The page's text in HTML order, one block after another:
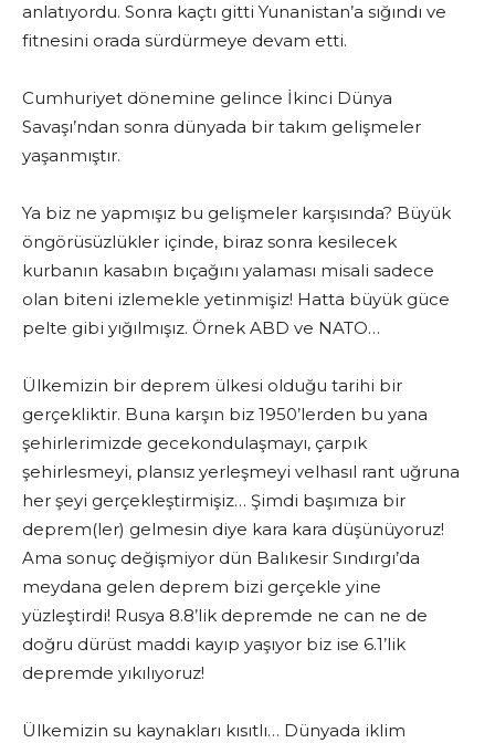
anlatıyordu. Sonra kaçtı gitti Yunanistan’a sığındı ve
fitnesini orada sürdürmeye devam etti.
Cumhuriyet dönemine gelince İkinci Dünya
Savaşı’ndan sonra dünyada bir takım gelişmeler
yaşanmıştır.
Ya biz ne yapmışız bu gelişmeler karşısında? Büyük
öngörüsüzlükler içinde, biraz sonra kesilecek
kurbanın kasabın bıçağını yalaması misali sadece
olan biteni izlemekle yetinmişiz! Hatta büyük güce
pelte gibi yığılmışız. Örnek ABD ve NATO…
Ülkemizin bir deprem ülkesi olduğu tarihi bir
gerçekliktir. Buna karşın biz 1950’lerden bu yana
şehirlerimizde gecekondulaşmayı, çarpık
şehirlesmeyi, plansız yerleşmeyi velhasıl rant uğruna
her şeyi gerçekleştirmişiz… Şimdi başımıza bir
deprem(ler) gelmesin diye kara kara düşünüyoruz!
Ama sonuç değişmiyor dün Balıkesir Sındırgı’da
meydana gelen deprem bizi gerçekle yine
yüzleştirdi! Rusya 8.8’lik depremde ne can ne de
doğru dürüst maddi kayıp yaşıyor biz ise 6.1’lik
depremde yıkılıyoruz!
Ülkemizin su kaynakları kısıtlı… Dünyada iklim